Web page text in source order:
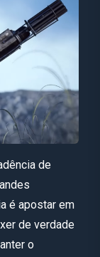
de
é apostar em
de verdade
o